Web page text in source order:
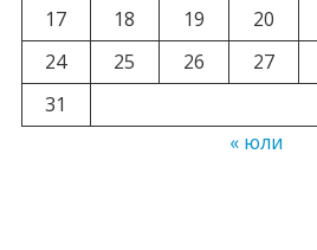
17
18 19 20
24
25 26 27
31
« юли